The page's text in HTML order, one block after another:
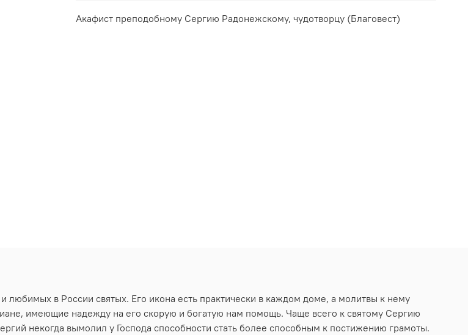
Акафист преподобному Сергию Радонежскому, чудотворцу (Благовест)
в России святых. Его икона есть практически в каждом доме, а молитвы к нему
имеющие надежду на его скорую и богатую нам помощь. Чаще всего к святому Сергию
некогда вымолил у Господа способности стать более способным к постижению грамоты.